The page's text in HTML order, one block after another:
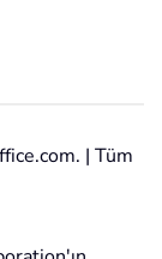
| Tüm